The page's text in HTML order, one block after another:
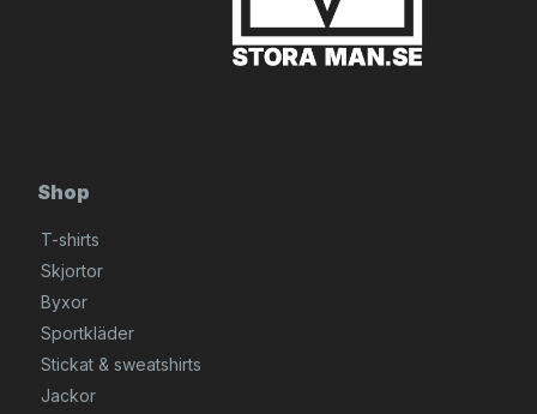
Shop
T-shirts
Skjortor
Byxor
Sportkläder
Stickat & sweatshirts
Jackor